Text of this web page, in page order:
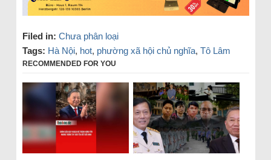
Filed in: Chưa phân loại
Tags: Hà Nội, hot, phường xã hội chủ nghĩa, Tô Lâm
RECOMMENDED FOR YOU